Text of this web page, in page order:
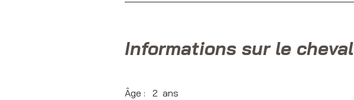
Informations sur le cheval
Âge : 2 ans